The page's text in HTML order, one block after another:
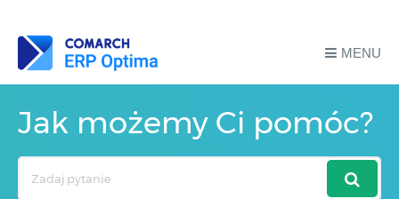
MENU
Jak możemy Ci pomóc?